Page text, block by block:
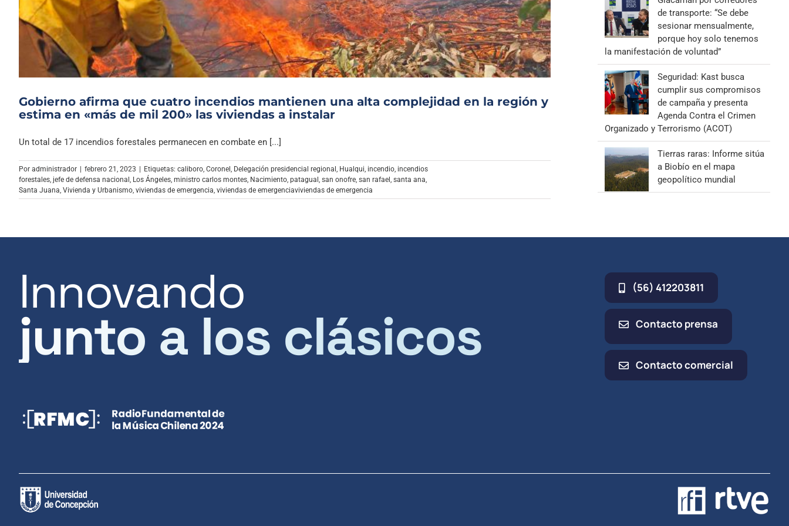
Archivo Sonoro
Gobierno afirma que cuatro incendios mantienen una alta complejidad en la región y
estima en «más de mil 200» las viviendas a instalar
Un total de 17 incendios forestales permanecen en combate en [...]
Por administrador febrero 21, 2023 Etiquetas: caliboro, Coronel , Delegación presidencial regional , Hualqui, incendio, incendios
forestales, jefe de defensa nacional , Los Ángeles, ministro carlos montes, Nacimiento, patagual , san onofre, san rafael , santa ana,
Santa Juana, Vivienda y Urbanismo, viviendas de emergencia, viviendas de emergenciaviviendas de emergencia
de transporte: “Se debe
sesionar mensualmente,
porque hoy solo tenemos
la manifestación de voluntad”
Seguridad: Kast busca
cumplir sus compromisos
de campaña y presenta
Agenda Contra el Crimen
Organizado y Terrorismo (ACOT)
Tierras raras: Informe sitúa
a Biobío en el mapa
geopolítico mundial
Innovando
junto a los clásicos
(56) 412203811
Contacto prensa
Contacto comercial